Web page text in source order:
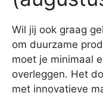
Wil jij ook graag
om duurzame
moet je minimaal
overleggen. Het
met innovatieve